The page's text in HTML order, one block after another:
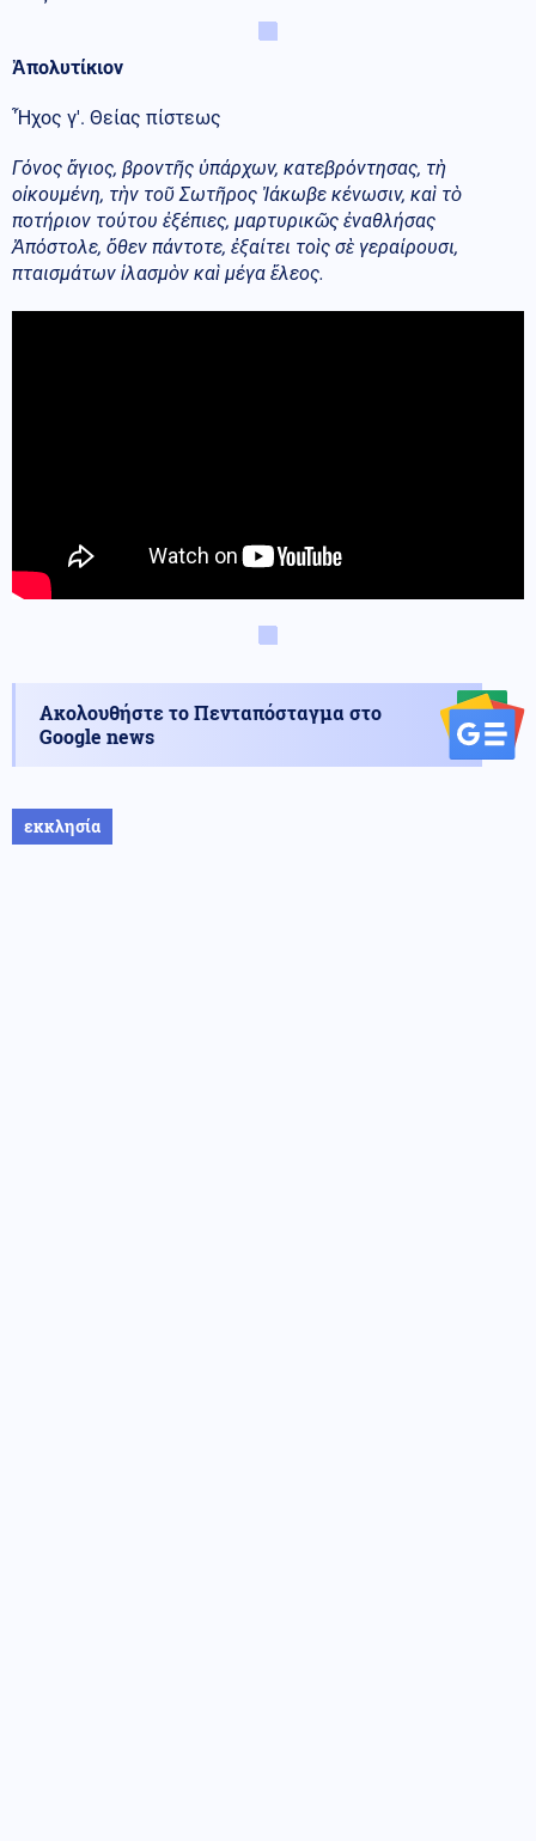
Ἀπολυτίκιον
Ἦχος γ'. Θείας πίστεως
Γόνος ἅγιος, βροντῆς ὑπάρχων, κατεβρόντησας, τὴ
οἰκουμένη, τὴν τοῦ Σωτῆρος Ἰάκωβε κένωσιν, καὶ τὸ
ποτήριον τούτου ἐξέπιες, μαρτυρικῶς ἐναθλήσας
Ἀπόστολε, ὅθεν πάντοτε, ἐξαίτει τοὶς σὲ γεραίρουσι,
πταισμάτων ἱλασμὸν καὶ μέγα ἔλεος.
Ακολουθήστε το Πενταπόσταγμα στο
Google news
εκκλησία